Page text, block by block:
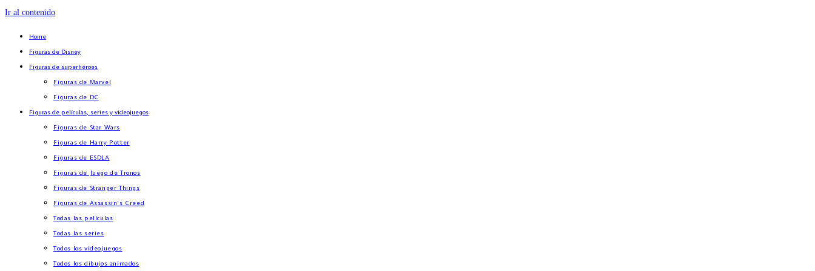
Ir al contenido
Home
Figuras de Disney
Figuras de superhéroes
Figuras de Marvel
Figuras de DC
Figuras de películas, series y videojuegos
Figuras de Star Wars
Figuras de Harry Potter
Figuras de ESDLA
Figuras de Juego de Tronos
Figuras de Stranger Things
Figuras de Assassin’s Creed
Todas las películas
Todas las series
Todos los videojuegos
Todos los dibujos animados